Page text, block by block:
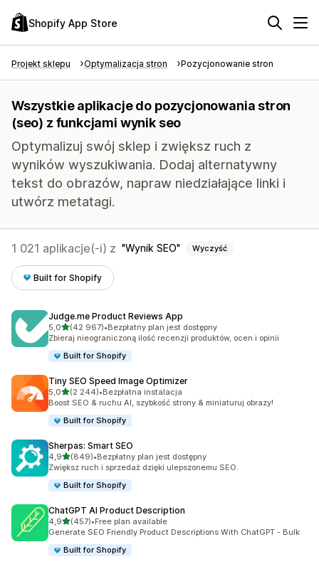
Shopify App Store
Projekt sklepu Optymalizacja stron Pozycjonowanie stron
Wszystkie aplikacje do pozycjonowania stron
(seo) z funkcjami wynik seo
Optymalizuj swój sklep i zwiększ ruch z
wyników wyszukiwania. Dodaj alternatywny
tekst do obrazów, napraw niedziałające linki i
utwórz metatagi.
1 021 aplikacje(-i) z Wynik SEO Wyczyść
Built for Shopify
Judge.me Product Reviews App
5,0na 5 gwiazdek
(42 967)
Łączna liczba recenzji: 42967
•Bezpłatny plan jest dostępny
Zbieraj nieograniczoną ilość recenzji produktów, ocen i opinii
Built for Shopify
Tiny SEO Speed Image Optimizer
5,0na 5 gwiazdek
(2 244)
Łączna liczba recenzji: 2244
•Bezpłatna instalacja
Boost SEO & ruchu AI, szybkość strony & miniaturuj obrazy!
Built for Shopify
Sherpas: Smart SEO
4,9na 5 gwiazdek
(849)
Łączna liczba recenzji: 849
•Bezpłatny plan jest dostępny
Zwiększ ruch i sprzedaż dzięki ulepszonemu SEO.
Built for Shopify
ChatGPT AI Product Description
4,9na 5 gwiazdek
(457)
Łączna liczba recenzji: 457
•Free plan available
Generate SEO Friendly Product Descriptions With ChatGPT - Bulk
Built for Shopify